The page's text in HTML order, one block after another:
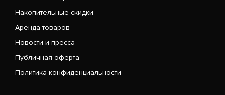
Накопительные скидки
Аренда товаров
Новости и пресса
Публичная оферта
Политика конфиденциальности